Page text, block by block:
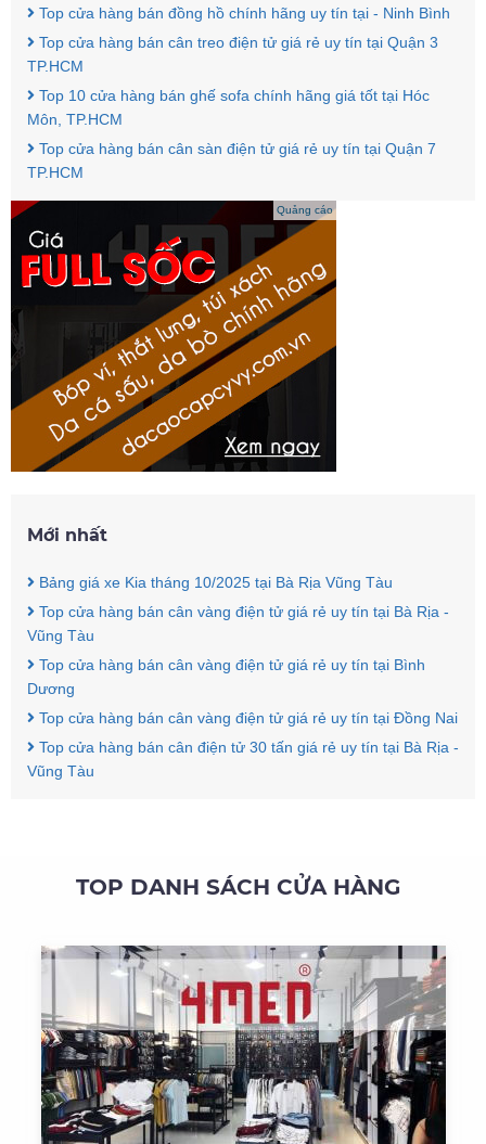
Top cửa hàng bán đồng hồ chính hãng uy tín tại - Ninh Bình
Top cửa hàng bán cân treo điện tử giá rẻ uy tín tại Quận 3
TP.HCM
Top 10 cửa hàng bán ghế sofa chính hãng giá tốt tại Hóc
Môn, TP.HCM
Top cửa hàng bán cân sàn điện tử giá rẻ uy tín tại Quận 7
TP.HCM
Quảng cáo
Mới nhất
Bảng giá xe Kia tháng 10/2025 tại Bà Rịa Vũng Tàu
Top cửa hàng bán cân vàng điện tử giá rẻ uy tín tại Bà Rịa -
Vũng Tàu
Top cửa hàng bán cân vàng điện tử giá rẻ uy tín tại Bình
Dương
Top cửa hàng bán cân vàng điện tử giá rẻ uy tín tại Đồng Nai
Top cửa hàng bán cân điện tử 30 tấn giá rẻ uy tín tại Bà Rịa -
Vũng Tàu
TOP DANH SÁCH CỬA HÀNG